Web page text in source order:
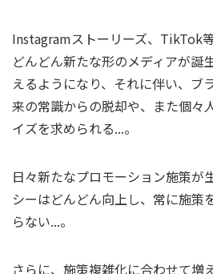
Instagramストーリーズ、TikTok
どんどん新たな形のメディアが誕
えるようになり、それに伴い、ブ
来の常識からの脱却や、また個々
イズを求められる...。
日々新たなプロモーション施策が
シーはどんどん向上し、常に施策
らない...。
さらに、施策複雑化に合わせて増